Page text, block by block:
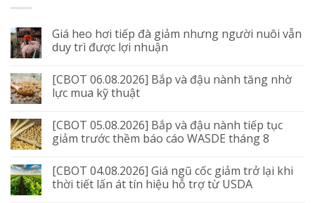
Giá heo hơi tiếp đà giảm nhưng người nuôi vẫn
duy trì được lợi nhuận
[CBOT 06.08.2026] Bắp và đậu nành tăng nhờ
lực mua kỹ thuật
[CBOT 05.08.2026] Bắp và đậu nành tiếp tục
giảm trước thềm báo cáo WASDE tháng 8
[CBOT 04.08.2026] Giá ngũ cốc giảm trở lại khi
thời tiết lấn át tín hiệu hỗ trợ từ USDA